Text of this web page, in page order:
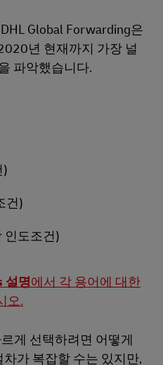
Global Forwarding은
년 현재까지 가장 널
파악했습니다.
)
건)
인도조건)
설명에서 각 용어에 대한
오.
게 선택하려면 어떻게
가 복잡할 수는 있지만,